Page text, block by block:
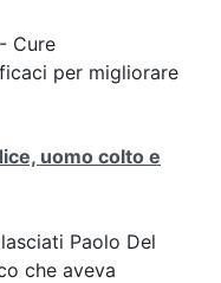
- Cure
per migliorare
uomo colto e
Paolo Del
che aveva